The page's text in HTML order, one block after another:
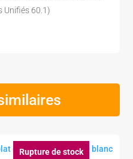
Unifiés 60.1)
Rupture de stock